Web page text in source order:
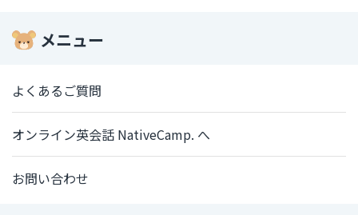
メニュー
よくあるご質問
オンライン英会話 NativeCamp. へ
お問い合わせ